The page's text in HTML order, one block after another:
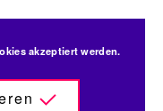
akzeptiert werden.